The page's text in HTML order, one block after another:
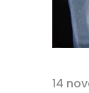
14